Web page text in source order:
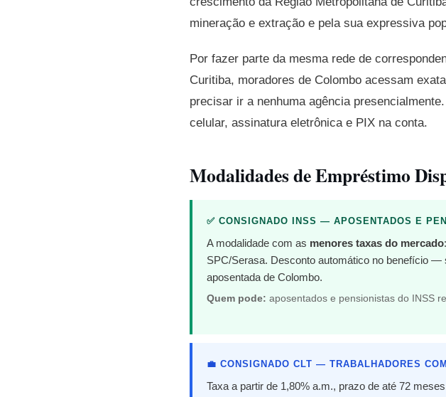
mineração e extração e pela sua expressiva
Por fazer parte da mesma rede de
Curitiba, moradores de Colombo acessam
precisar ir a nenhuma agência
celular, assinatura eletrônica e PIX na conta.
Modalidades de Empréstimo
✅ CONSIGNADO INSS — APOSENTADOS E
A modalidade com as menores taxas do mercado
SPC/Serasa. Desconto automático no benefício —
aposentada de Colombo.
Quem pode: aposentados e pensionistas do INSS
💼 CONSIGNADO CLT — TRABALHADORES
Taxa a partir de 1,80% a.m., prazo de até 72